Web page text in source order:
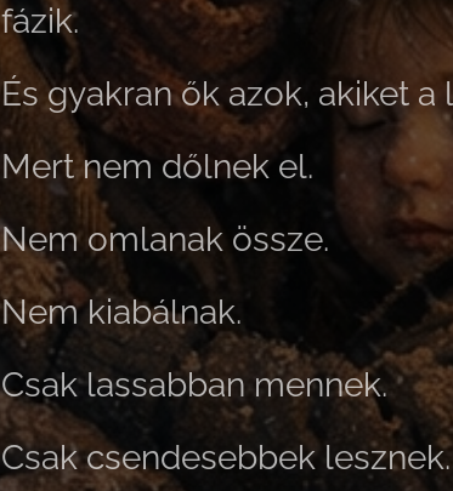
fázik.
És gyakran ők azok, akiket
Mert nem dőlnek el.
Nem omlanak össze.
Nem kiabálnak.
Csak lassabban mennek.
Csak csendesebbek lesznek.